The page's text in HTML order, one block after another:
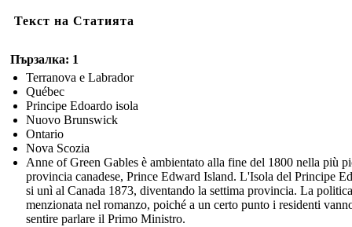
Текст на Статията
Пързалка: 1
Terranova e Labrador
Québec
Principe Edoardo isola
Nuovo Brunswick
Ontario
Nova Scozia
Anne of Green Gables è ambientato alla fine del 1800 nella più
provincia canadese, Prince Edward Island. L'Isola del Principe
si unì al Canada 1873, diventando la settima provincia. La
menzionata nel romanzo, poiché a un certo punto i residenti
sentire parlare il Primo Ministro.